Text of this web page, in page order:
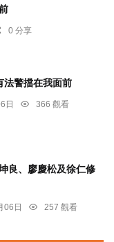
0 分享
法警擋在我面前
日
366 觀看
良、廖慶松及徐仁修
06日
257 觀看